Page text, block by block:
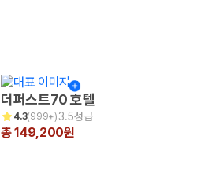
더퍼스트70 호텔
4.3(999+)3.5성급
총 149,200원